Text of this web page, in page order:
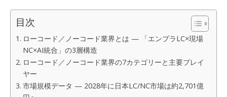
目次
ローコード／ノーコード業界とは — 「エンプラLC×現場
NC×AI統合」の3層構造
ローコード／ノーコード業界の7カテゴリーと主要プレイ
ヤー
市場規模データ — 2028年に日本LC/NC市場は約2,701億